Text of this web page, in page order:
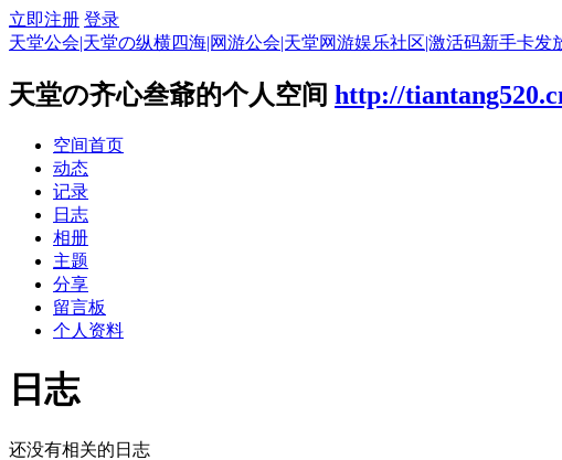
立即注册 登录
天堂公会|天堂の纵横四海|网游公会|天堂网游娱乐社区|激活码新手卡发
天堂の齐心叁爺的个人空间 http://
空间首页
动态
记录
日志
相册
主题
分享
留言板
个人资料
日志
还没有相关的日志